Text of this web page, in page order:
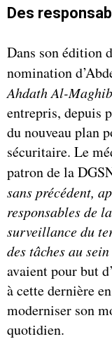
Des
Dans son édition
nomination
Ahdath Al-
entrepris, depuis
du nouveau plan
sécuritaire. Le
patron de la
sans précédent,
responsables de
surveillance du
des tâches au
avaient pour but
à cette dernière
moderniser son
quotidien.